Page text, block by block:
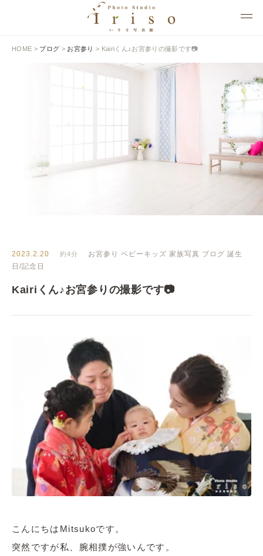
HOME > ブログ > お宮参り > Kairiくん♪お宮参りの撮影です📷
いりそ写真館ブログ
2023.2.20 約4分 お宮参り ベビーキッズ 家族写真 ブログ 誕生
日/記念日
Kairiくん♪お宮参りの撮影です📷
こんにちはMitsukoです。
突然ですが私、腕相撲が強いんです。